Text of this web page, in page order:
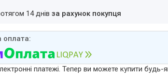
14 днів за рахунок покупця
платежі. Тепер ви можете купити будь-